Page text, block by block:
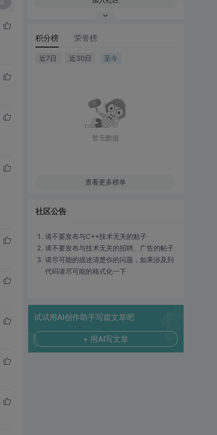
积分榜 荣誉榜
近7日 近30日 至今
暂无数据
查看更多榜单
社区公告
请不要发布与C++技术无关的贴子
请不要发布与技术无关的招聘、广告的帖子
请尽可能的描述清楚你的问题，如果涉及到
代码请尽可能的格式化一下
试试用AI创作助手写篇文章吧
+ 用AI写文章